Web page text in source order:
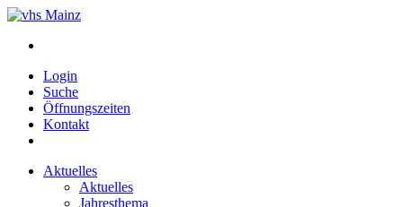
Login
Suche
Öffnungszeiten
Kontakt
Aktuelles
Aktuelles
Jahresthema